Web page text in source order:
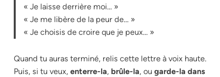
« Je laisse derrière moi… »
« Je me libère de la peur de… »
« Je choisis de croire que je peux… »
Quand tu auras terminé, relis cette lettre à voix haute.
Puis, si tu veux, enterre-la, brûle-la, ou garde-la dans